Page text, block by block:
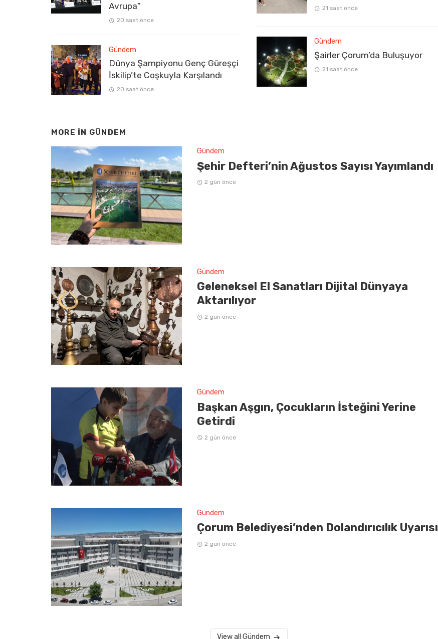
Avrupa”
20 saat önce
Gündem
Dünya Şampiyonu Genç Güreşçi
İskilip’te Coşkuyla Karşılandı
20 saat önce
21 saat önce
Gündem
Şairler Çorum’da Buluşuyor
21 saat önce
MORE IN GÜNDEM
Gündem
Şehir Defteri’nin Ağustos Sayısı Yayımlandı
2 gün önce
Gündem
Geleneksel El Sanatları Dijital Dünyaya
Aktarılıyor
2 gün önce
Gündem
Başkan Aşgın, Çocukların İsteğini Yerine
Getirdi
2 gün önce
Gündem
Çorum Belediyesi’nden Dolandırıcılık Uyarısı
2 gün önce
View all Gündem